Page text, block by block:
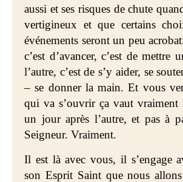
aussi et ses risques de chute
vertigineux et que certains
événements seront un peu
c’est d’avancer, c’est de mettre
l’autre, c’est de s’y aider, se
– se donner la main. Et vous
qui va s’ouvrir ça vaut
un jour après l’autre, et pas à
Seigneur. Vraiment.
Il est là avec vous, il s’engage
son Esprit Saint que nous